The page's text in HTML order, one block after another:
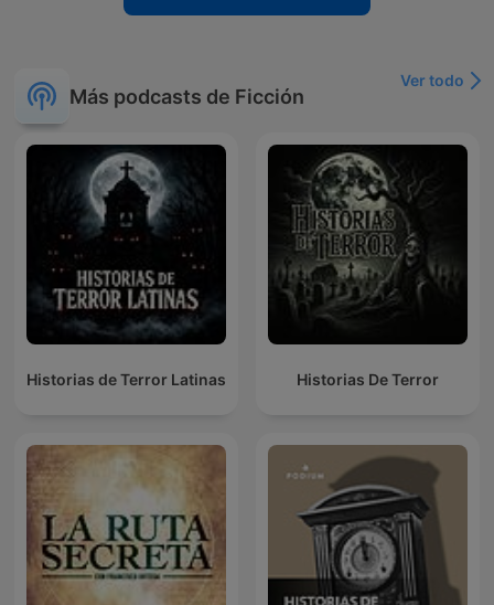
Más podcasts de Ficción
Ver todo
Historias de Terror Latinas Historias De Terror